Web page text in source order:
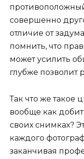
совершенно
отличие от
помнить, что
может усилить
глубже позволит
Так что же такое
вообще как
своих снимках?
каждого
заканчивая